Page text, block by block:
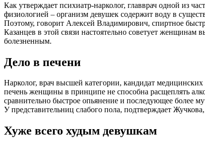
Как утверждает психиатр-нарколог, главврач одной из
физиологией – организм девушек содержит воду в
Поэтому, говорит Алексей Владимирович, спиртное
Казанцев в этой связи настоятельно советует женщинам
болезненным.
Дело в печени
Нарколог, врач высшей категории, кандидат
печень женщины в принципе не способна расщеплять
сравнительно быстрое опьянение и последующее более
У представительниц слабого пола, подтверждает
Хуже всего худым девушкам